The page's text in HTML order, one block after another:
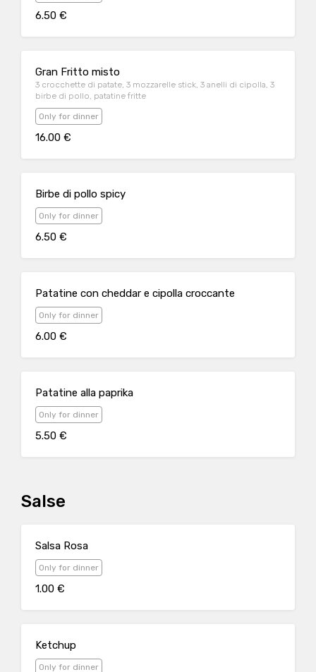
6.50 €
Gran Fritto misto
3 crocchette di patate, 3 mozzarelle stick, 3 anelli di cipolla, 3
birbe di pollo, patatine fritte
Only for dinner
16.00 €
Birbe di pollo spicy
Only for dinner
6.50 €
Patatine con cheddar e cipolla croccante
Only for dinner
6.00 €
Patatine alla paprika
Only for dinner
5.50 €
Salse
Salsa Rosa
Only for dinner
1.00 €
Ketchup
Only for dinner